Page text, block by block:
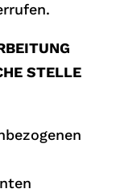
STELLE